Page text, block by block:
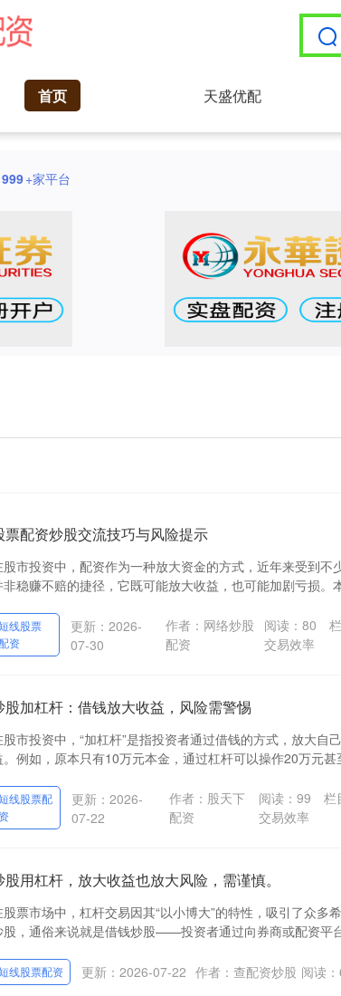
首页 天盛优配
999+家平台
票配资炒股交流技巧与风险提示
股市投资中，配资作为一种放大资金的方式，近年来受到不
非稳赚不赔的捷径，它既可能放大收益，也可能加剧亏损。
线股票
资
更新：2026-
07-30
作者：网络炒股
配资
阅读：80
交易效率
股加杠杆：借钱放大收益，风险需警惕
股市投资中，“加杠杆”是指投资者通过借钱的方式，放大自
。例如，原本只有10万元本金，通过杠杆可以操作20万元
线股票配
资
更新：2026-
07-22
作者：股天下
配资
阅读：99 栏
交易效率
股用杠杆，放大收益也放大风险，需谨慎。
股票市场中，杠杆交易因其“以小博大”的特性，吸引了众多
股，通俗来说就是借钱炒股——投资者通过向券商或配资平
线股票配资 更新：2026-07-22 作者：查配资炒股 阅读：